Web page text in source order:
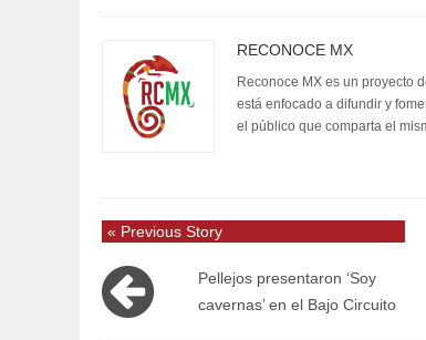
RECONOCE MX
Reconoce MX es un proyecto
está enfocado a difundir y
el público que comparta el
« Previous Story
Pellejos presentaron ‘Soy
cavernas’ en el Bajo Circuito